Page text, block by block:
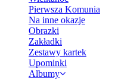
Pierwsza Komunia
Na inne okazje
Obrazki
Zakładki
Zestawy kartek
Upominki
Albumy